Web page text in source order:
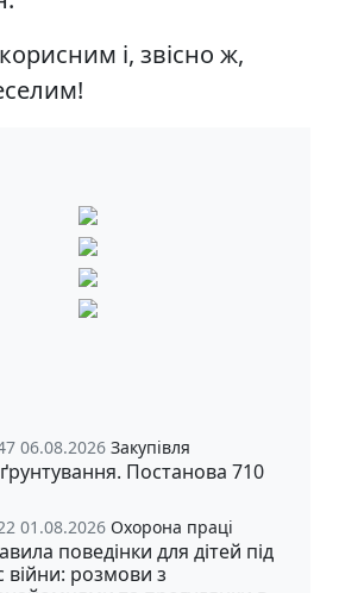
і, звісно ж,
06.08.2026 Закупівля
Постанова 710
01.08.2026 Охорона праці
поведінки для дітей під
війни: розмови з